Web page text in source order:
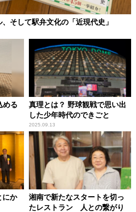
そして駅弁文化の「近現代史」
める
真理とは？ 野球観戦で思い出
した少年時代のできごと
2025.09.13
にか
湘南で新たなスタートを切っ
たレストラン 人との繋がり